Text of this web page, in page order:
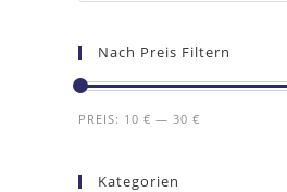
Nach Preis Filtern
PREIS: 10 € — 30 €
Kategorien